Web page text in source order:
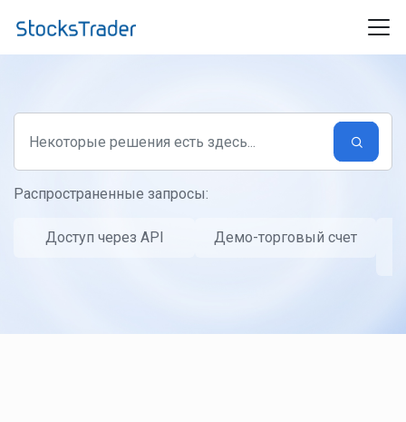
Распространенные запросы:
Доступ через API
Демо-торговый счет